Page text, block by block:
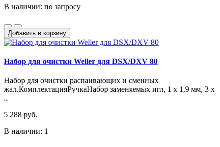
В наличии: по запросу
Добавить в корзину
Набор для очистки Weller для DSX/DXV 80
Набор для очистки распаивающих и сменных
жал.КомплектацияРучкаНабор заменяемых игл, 1 x 1,9 мм, 3 x
..
5 288 руб.
В наличии: 1